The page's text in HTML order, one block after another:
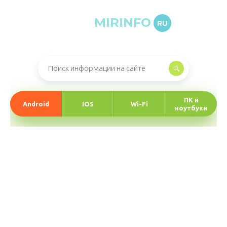
MIRINFO RU
Android IOS Wi-Fi
ПК и
ноутбуки